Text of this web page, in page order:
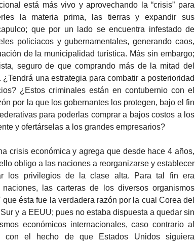
está más vivo y aprovechando la “crisis” para
la materia prima, las tierras y expandir sus
que por un lado se encuentra infestado de
policiacos y gubernamentales, generando caos,
de la municipalidad turística. Más sin embargo;
seguro de que comprando más de la mitad del
una estrategia para combatir a posterioridad
¿Estos criminales están en contubernio con el
por la que los gobernantes los protegen, bajo el fin
para poderlas comprar a bajos costos a los
y ofertárselas a los grandes empresarios?
crisis económica y agrega que desde hace 4 años,
obligo a las naciones a reorganizarse y establecer
los privilegios de la clase alta. Para tal fin era
las carteras de los diversos organismos
ésta fue la verdadera razón por la cual Corea del
y a EEUU; pues no estaba dispuesta a quedar sin
económicos internacionales, caso contrario al
con el hecho de que Estados Unidos siguiera